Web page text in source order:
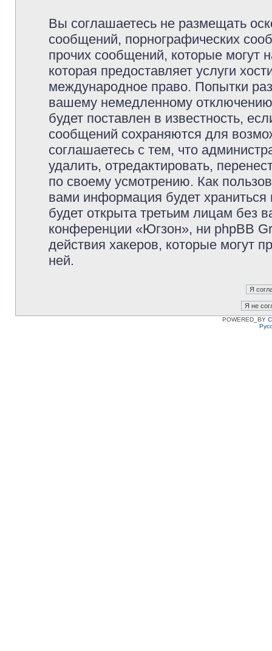
Вы соглашаетесь не размещать
сообщений, порнографических
прочих сообщений, которые могут
которая предоставляет услуги
международное право. Попытки
вашему немедленному
будет поставлен в известность,
сообщений сохраняются для
соглашаетесь с тем, что
удалить, отредактировать,
по своему усмотрению. Как
вами информация будет
будет открыта третьим лицам без
конференции «Югзон», ни phpBB
действия хакеров, которые могут
ней.
POWERED_BY